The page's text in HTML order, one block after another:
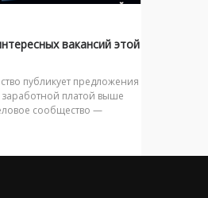
вакансий этой
публикует предложения
заработной платой выше
сообщество —